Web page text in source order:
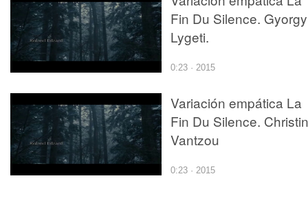
Fin Du Silence. Gyorgy
Lygeti.
0:23 · 2015
Variación empática La
Fin Du Silence.
Vantzou
0:23 · 2015